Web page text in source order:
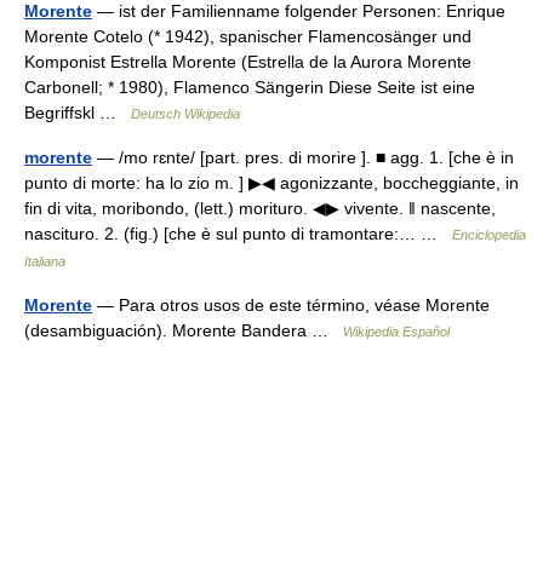
Morente — ist der Familienname folgender Personen: Enrique
Morente Cotelo (* 1942), spanischer Flamencosänger und
Komponist Estrella Morente (Estrella de la Aurora Morente
Carbonell; * 1980), Flamenco Sängerin Diese Seite ist eine
Begriffskl …
Deutsch Wikipedia
morente — /mo rɛnte/ [part. pres. di morire ]. ■ agg. 1. [che è in
punto di morte: ha lo zio m. ] ▶◀ agonizzante, boccheggiante, in
fin di vita, moribondo, (lett.) morituro. ◀▶ vivente. ‖ nascente,
nascituro. 2. (fig.) [che è sul punto di tramontare:… …
Enciclopedia
Italiana
Morente — Para otros usos de este término, véase Morente
(desambiguación). Morente Bandera …
Wikipedia Español